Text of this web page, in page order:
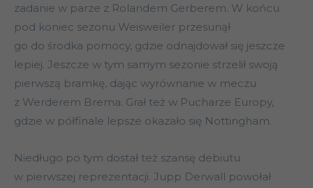
zadanie w parze z Rolandem Gerberem. W końcu
pod koniec sezonu Weisweiler przesunął
go do środka pomocy, gdzie odnajdował się jeszcze
lepiej. Jeszcze w tym samym sezonie strzelił swoją
pierwszą bramkę, dając wyrównanie w meczu
z Werderem Brema. Grał też w Pucharze Europy,
gdzie w półfinale lepsze okazało się Nottingham.
Niedługo po tym dostał też szansę debiutu
w pierwszej reprezentacji. Jupp Derwall powołał